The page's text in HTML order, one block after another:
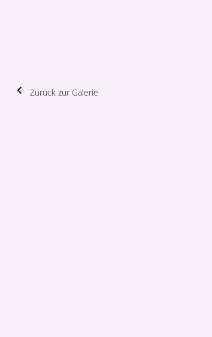
Zurück zur Galerie